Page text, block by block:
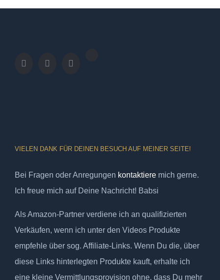
VIELEN DANK FÜR DEINEN BESUCH AUF MEINER SEITE!
Bei Fragen oder Anregungen kontaktiere mich gerne.
Ich freue mich auf Deine Nachricht! Babsi
Als Amazon-Partner verdiene ich an qualifizierten
Verkäufen, wenn ich unter den Videos Produkte
empfehle über sog. Affiliate-Links. Wenn Du die, über
diese Links hinterlegten Produkte kauft, erhalte ich
eine kleine Vermittlungsprovision ohne, dass Du mehr